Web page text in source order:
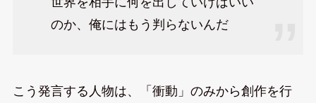
のか、俺にはもう判らないんだ
こう発言する人物は、「衝動」のみから創作を行